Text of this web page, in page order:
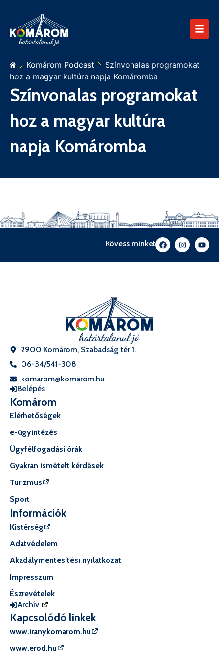
Komárom Podcast
Színvonalas programokat
hoz a magyar kultúra napja Komáromba
Színvonalas programokat
hoz a magyar kultúra
napja Komáromba
Kövess minket
2900 Komárom, Szabadság tér 1.
06-34/541-308
komarom@komarom.hu
Belépés
Komárom
Elérhetőségek
e-ügyintézés
Ügyfélfogadási órák
Gyakran ismételt kérdések
Turizmus
Sport
Információk
Kistérség
Adatvédelem
Akadálymentesítési nyilatkozat
Impresszum
Észrevételek
Archív
Kapcsolódó linkek
www.iranykomarom.hu
www.erod.hu